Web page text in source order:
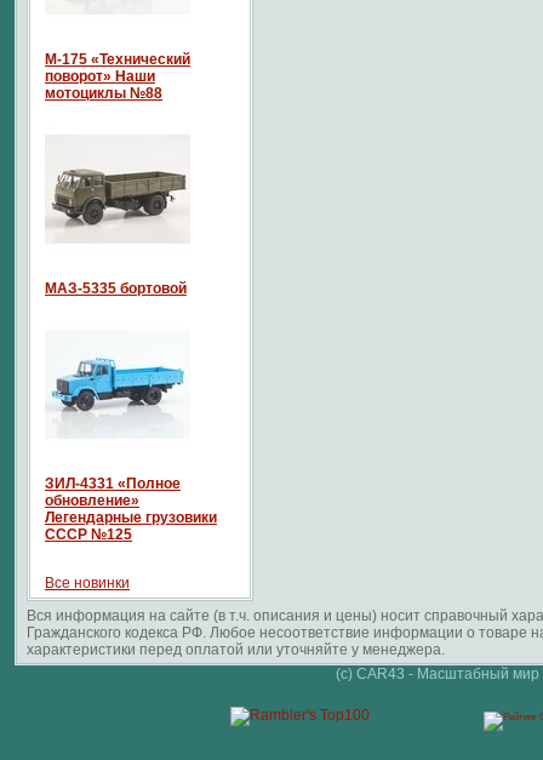
М-175 «Технический
поворот» Наши
мотоциклы №88
МАЗ-5335 бортовой
ЗИЛ-4331 «Полное
обновление»
Легендарные грузовики
СССР №125
Все новинки
Вся информация на сайте (в т.ч. описания и цены) носит справочный
Гражданского кодекса РФ. Любое несоответствие информации о
характеристики перед оплатой или уточняйте у менеджера.
(c) CAR43 - Масштабный мир